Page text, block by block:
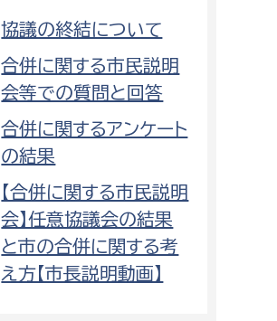
協議の終結について
合併に関する市民説明
会等での質問と回答
合併に関するアンケート
の結果
【合併に関する市民説明
会】任意協議会の結果
と市の合併に関する考
え方【市長説明動画】